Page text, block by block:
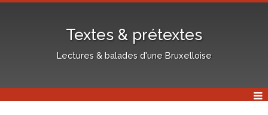
Textes & prétextes
Lectures & balades d'une Bruxelloise